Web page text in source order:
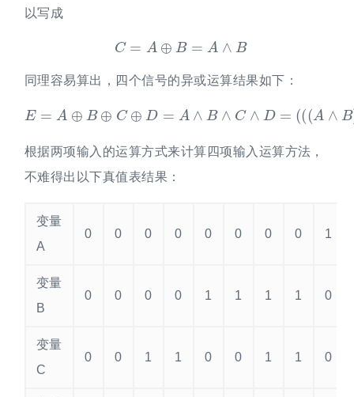
以写成
= A⊕ B= ∧B
同理容易算出，四个信号的异或运算结果如下：
A ⊕B⊕ C⊕D =A∧ C ∧ D= (( A∧B)∧ ∧D )
根据两项输入的运算方式来计算四项输入运算方法，
不难得出以下真值表结果：
变量
A
0 0 0 0 0 0 0 0 1
变量
B
0 0 0 0 1 1 1 1 0
变量
C
0 0 1 1 0 0 1 1 0